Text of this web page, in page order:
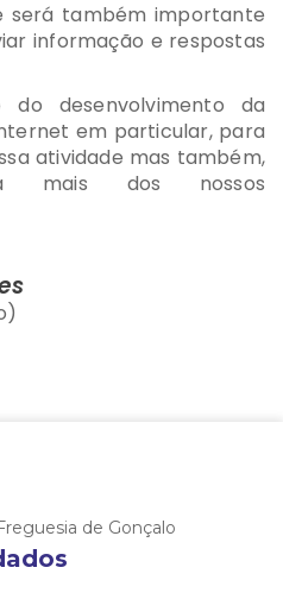
será também importante
informação e respostas
do desenvolvimento da
em particular, para
atividade mas também,
mais dos nossos
de Gonçalo